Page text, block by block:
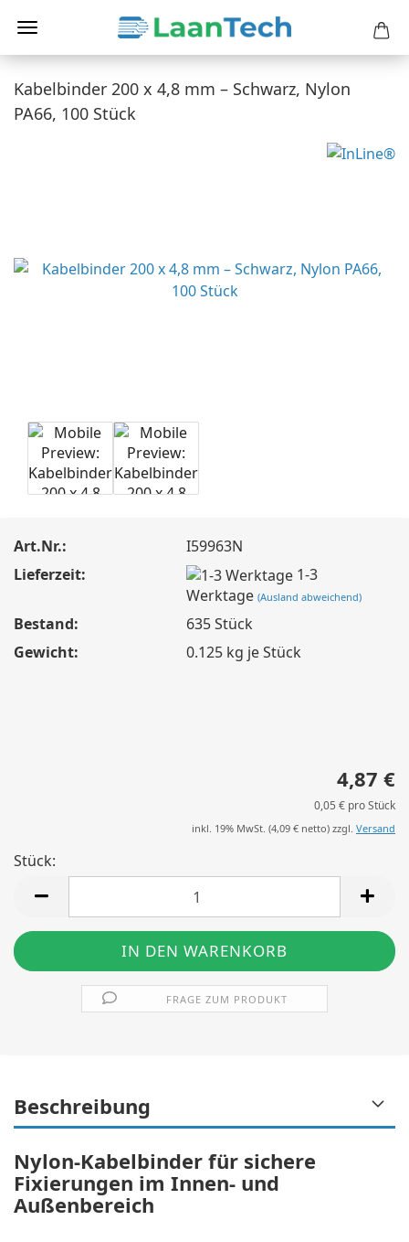
Kabelbinder 200 x 4,8 mm – Schwarz, Nylon
PA66, 100 Stück
Art.Nr.:
I59963N
Lieferzeit:
1-3
Werktage(Ausland abweichend)
Bestand: 635Stück
Gewicht:
0.125 kg je Stück
4,87 €
0,05 € pro Stück
inkl. 19% MwSt. (4,09 € netto) zzgl. Versand
Stück:
FRAGE ZUM PRODUKT
Beschreibung
Nylon-Kabelbinder für sichere
Fixierungen im Innen- und
Außenbereich